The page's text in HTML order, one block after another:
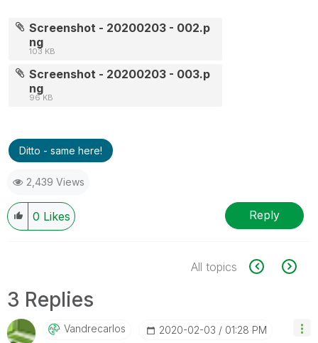
Screenshot - 20200203 - 002.p
ng
103 KB
Screenshot - 20200203 - 003.p
ng
96 KB
Ditto - same here!
2,439 Views
0 Likes Reply
All topics
3 Replies
Vandrecarlos ‎2020-02-03 01:28 PM